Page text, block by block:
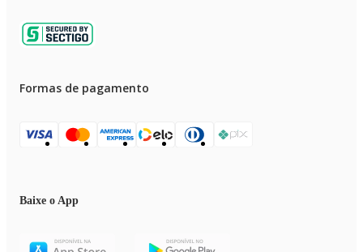
Formas de pagamento
Baixe o App